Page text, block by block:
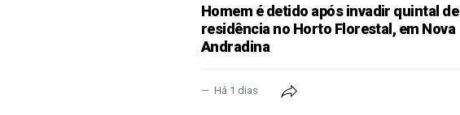
Homem é detido após invadir quintal de
residência no Horto Florestal, em Nova
Andradina
Há 1 dias